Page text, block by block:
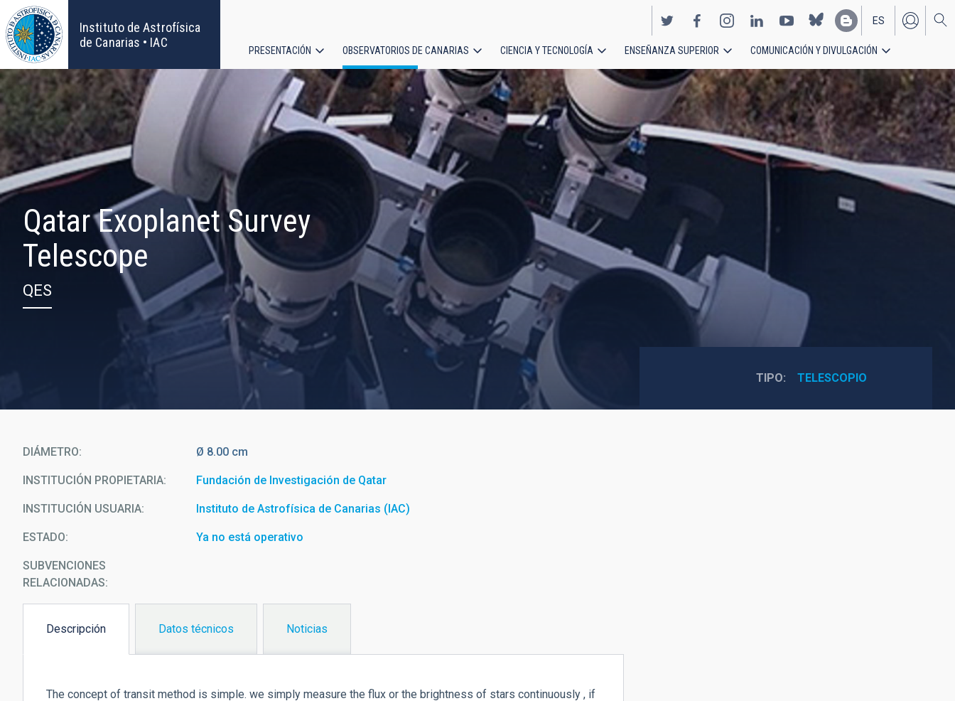
Pasar
al
contenido
principal
Instituto de Astrofísica
de Canarias • IAC
EN
ES
Navegación
principal
PRESENTACIÓN OBSERVATORIOS DE CANARIAS CIENCIA Y TECNOLOGÍA ENSEÑANZA SUPERIOR COMUNICACIÓN Y DIVULGACIÓN
Qatar Exoplanet Survey
Telescope
QES
DIÁMETRO Ø 8.00 cm
INSTITUCIÓN PROPIETARIA Fundación de Investigación de Qatar
INSTITUCIÓN USUARIA Instituto de Astrofísica de Canarias (IAC)
ESTADO Ya no está operativo
SUBVENCIONES
RELACIONADAS:
Descripción
Datos técnicos Noticias
The concept of transit method is simple. we simply measure the flux or the brightness of stars continuously , if
TIPO TELESCOPIO